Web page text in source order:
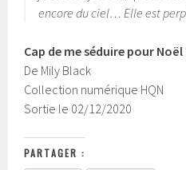
encore du ciel… Elle est
Cap de me séduire pour Noël
De Mily Black
Collection numérique HQN
Sortie le 02/12/2020
PARTAGER :